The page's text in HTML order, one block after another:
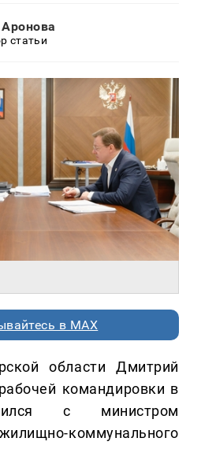
статьи
в MAX
области Дмитрий
командировки в
с министром
коммунального